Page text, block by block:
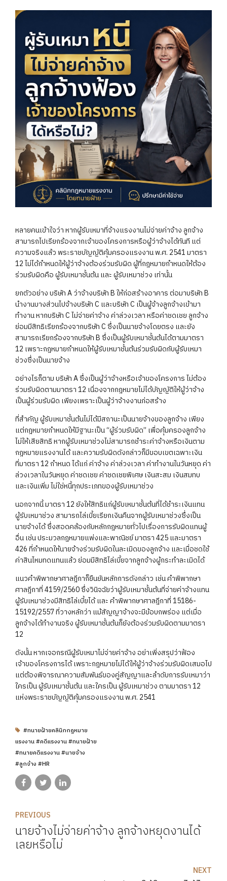
หลายคนเข้าใจว่า หากผู้รับเหมาที่จ้างแรงงานไม่จ่ายค่าจ้าง ลูกจ้าง
สามารถไปเรียกร้องจากเจ้าของโครงการหรือผู้ว่าจ้างได้ทันที แต่
ความจริงแล้ว พระราชบัญญัติคุ้มครองแรงงาน พ.ศ. 2541 มาตรา
12 ไม่ได้กำหนดให้ผู้ว่าจ้างต้องร่วมรับผิด ผู้ที่กฎหมายกำหนดให้ต้อง
ร่วมรับผิดคือ ผู้รับเหมาชั้นต้น และ ผู้รับเหมาช่วง เท่านั้น
ยกตัวอย่าง บริษัท A ว่าจ้างบริษัท B ให้ก่อสร้างอาคาร ต่อมาบริษัท B
นำงานบางส่วนไปจ้างบริษัท C และบริษัท C เป็นผู้จ้างลูกจ้างเข้ามา
ทำงาน หากบริษัท C ไม่จ่ายค่าจ้าง ค่าล่วงเวลา หรือค่าชดเชย ลูกจ้าง
ย่อมมีสิทธิเรียกร้องจากบริษัท C ซึ่งเป็นนายจ้างโดยตรง และยัง
สามารถเรียกร้องจากบริษัท B ซึ่งเป็นผู้รับเหมาชั้นต้นได้ตามมาตรา
12 เพราะกฎหมายกำหนดให้ผู้รับเหมาชั้นต้นร่วมรับผิดกับผู้รับเหมา
ช่วงซึ่งเป็นนายจ้าง
อย่างไรก็ตาม บริษัท A ซึ่งเป็นผู้ว่าจ้างหรือเจ้าของโครงการ ไม่ต้อง
ร่วมรับผิดตามมาตรา 12 เนื่องจากกฎหมายไม่ได้บัญญัติให้ผู้ว่าจ้าง
เป็นผู้ร่วมรับผิด เพียงเพราะเป็นผู้ว่าจ้างงานก่อสร้าง
ที่สำคัญ ผู้รับเหมาชั้นต้นไม่ได้มีสถานะเป็นนายจ้างของลูกจ้าง เพียง
แต่กฎหมายกำหนดให้มีฐานะเป็น “ผู้ร่วมรับผิด” เพื่อคุ้มครองลูกจ้าง
ไม่ให้เสียสิทธิ หากผู้รับเหมาช่วงไม่สามารถชำระค่าจ้างหรือเงินตาม
กฎหมายแรงงานได้ และความรับผิดดังกล่าวก็มีขอบเขตเฉพาะเงิน
ที่มาตรา 12 กำหนด ได้แก่ ค่าจ้าง ค่าล่วงเวลา ค่าทำงานในวันหยุด ค่า
ล่วงเวลาในวันหยุด ค่าชดเชย ค่าชดเชยพิเศษ เงินสะสม เงินสมทบ
และเงินเพิ่ม ไม่ใช่หนี้ทุกประเภทของผู้รับเหมาช่วง
นอกจากนี้ มาตรา 12 ยังให้สิทธิแก่ผู้รับเหมาชั้นต้นที่ได้ชำระเงินแทน
ผู้รับเหมาช่วง สามารถไล่เบี้ยเรียกเงินคืนจากผู้รับเหมาช่วงซึ่งเป็น
นายจ้างได้ ซึ่งสอดคล้องกับหลักกฎหมายทั่วไปเรื่องการรับผิดแทนผู้
อื่น เช่น ประมวลกฎหมายแพ่งและพาณิชย์ มาตรา 425 และมาตรา
426 ที่กำหนดให้นายจ้างร่วมรับผิดในละเมิดของลูกจ้าง และเมื่อชดใช้
ค่าสินไหมทดแทนแล้ว ย่อมมีสิทธิไล่เบี้ยจากลูกจ้างผู้กระทำละเมิดได้
แนวคำพิพากษาศาลฎีกาก็ยืนยันหลักการดังกล่าว เช่น คำพิพากษา
ศาลฎีกาที่ 4159/2560 ซึ่งวินิจฉัยว่าผู้รับเหมาชั้นต้นที่จ่ายค่าจ้างแทน
ผู้รับเหมาช่วงมีสิทธิไล่เบี้ยได้ และ คำพิพากษาศาลฎีกาที่ 15186-
15192/2557 ที่วางหลักว่า แม้สัญญาจ้างจะมีข้อบกพร่อง แต่เมื่อ
ลูกจ้างได้ทำงานจริง ผู้รับเหมาชั้นต้นก็ยังต้องร่วมรับผิดตามมาตรา
12
ดังนั้น หากเจอกรณีผู้รับเหมาไม่จ่ายค่าจ้าง อย่าเพิ่งสรุปว่าฟ้อง
เจ้าของโครงการได้ เพราะกฎหมายไม่ได้ให้ผู้ว่าจ้างร่วมรับผิดเสมอไป
แต่ต้องพิจารณาความสัมพันธ์ของคู่สัญญาและลำดับการรับเหมาว่า
ใครเป็น ผู้รับเหมาชั้นต้น และใครเป็น ผู้รับเหมาช่วง ตามมาตรา 12
แห่งพระราชบัญญัติคุ้มครองแรงงาน พ.ศ. 2541
#ทนายฝ้ายคลินิกกฎหมาย
แรงงาน #คดีแรงงาน #ทนายฝ้าย
#ทนายคดีแรงงาน #นายจ้าง
#ลูกจ้าง #HR
PREVIOUS
นายจ้างไม่จ่ายค่าจ้าง ลูกจ้างหยุดงานได้
เลยหรือไม่
NEXT